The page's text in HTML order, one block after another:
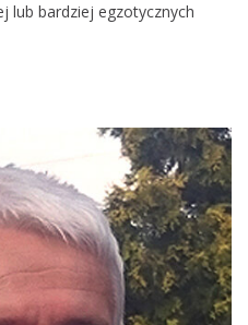
lub bardziej egzotycznych